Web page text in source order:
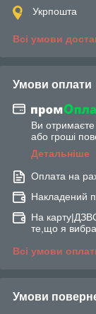
Укрпошта
Всі умови
Умови оплати
Ви
або гроші
Детальніше
Оплата на
Накладений
На
те,що я
Всі умови
Умови